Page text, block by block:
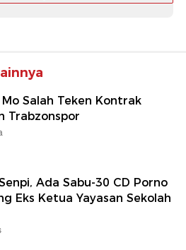
Mo Salah Teken Kontrak
Trabzonspor
Ada Sabu-30 CD Porno
Eks Ketua Yayasan Sekolah